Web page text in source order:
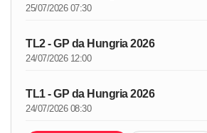
25/07/2026 07:30
TL2 - GP da Hungria 2026
24/07/2026 12:00
TL1 - GP da Hungria 2026
24/07/2026 08:30